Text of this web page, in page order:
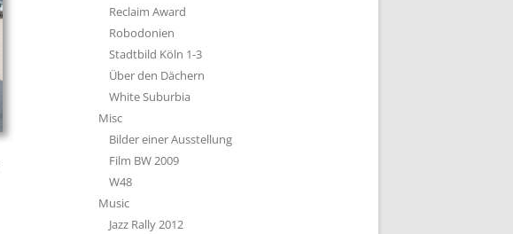
Reclaim Award
Robodonien
Stadtbild Köln 1-3
Über den Dächern
White Suburbia
Misc
Bilder einer Ausstellung
Film BW 2009
W48
Music
Jazz Rally 2012